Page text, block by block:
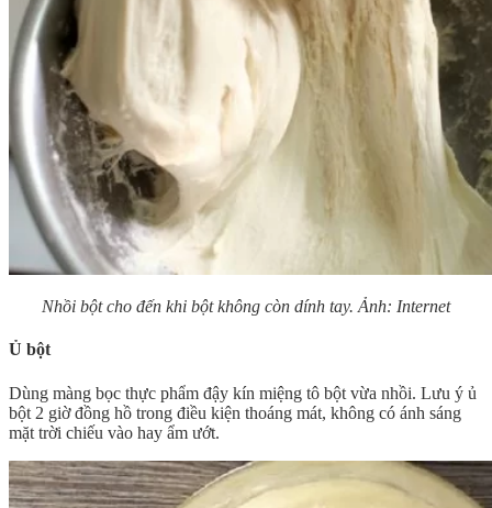
Nhồi bột cho đến khi bột không còn dính tay. Ảnh: Internet
Ủ bột
Dùng màng bọc thực phẩm đậy kín miệng tô bột vừa nhồi. Lưu ý ủ
bột 2 giờ đồng hồ trong điều kiện thoáng mát, không có ánh sáng
mặt trời chiếu vào hay ẩm ướt.